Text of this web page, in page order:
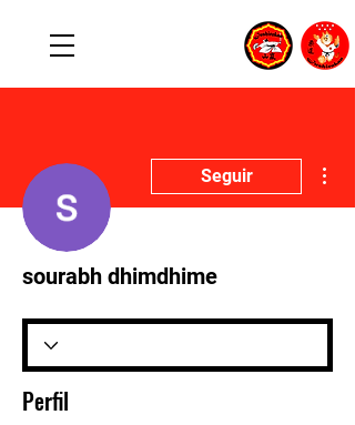
Seguir
sourabh dhimdhime
Perfil